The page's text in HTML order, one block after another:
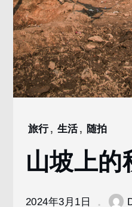
Home
3
月
山
旅行, 生活, 随拍
山坡上的
2024年3月1日